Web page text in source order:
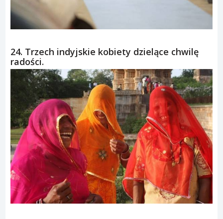
24. Trzech indyjskie kobiety dzielące chwilę
radości.